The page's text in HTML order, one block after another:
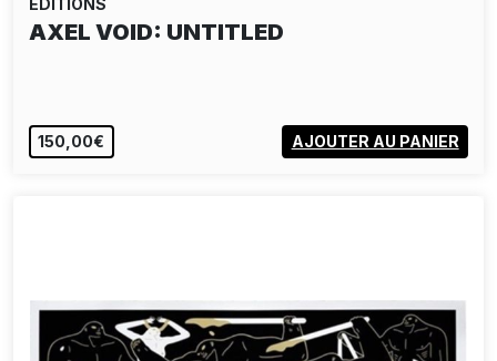
EDITIONS
AXEL VOID: UNTITLED
150,00€ AJOUTER AU PANIER